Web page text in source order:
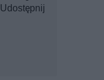
Udostępnij